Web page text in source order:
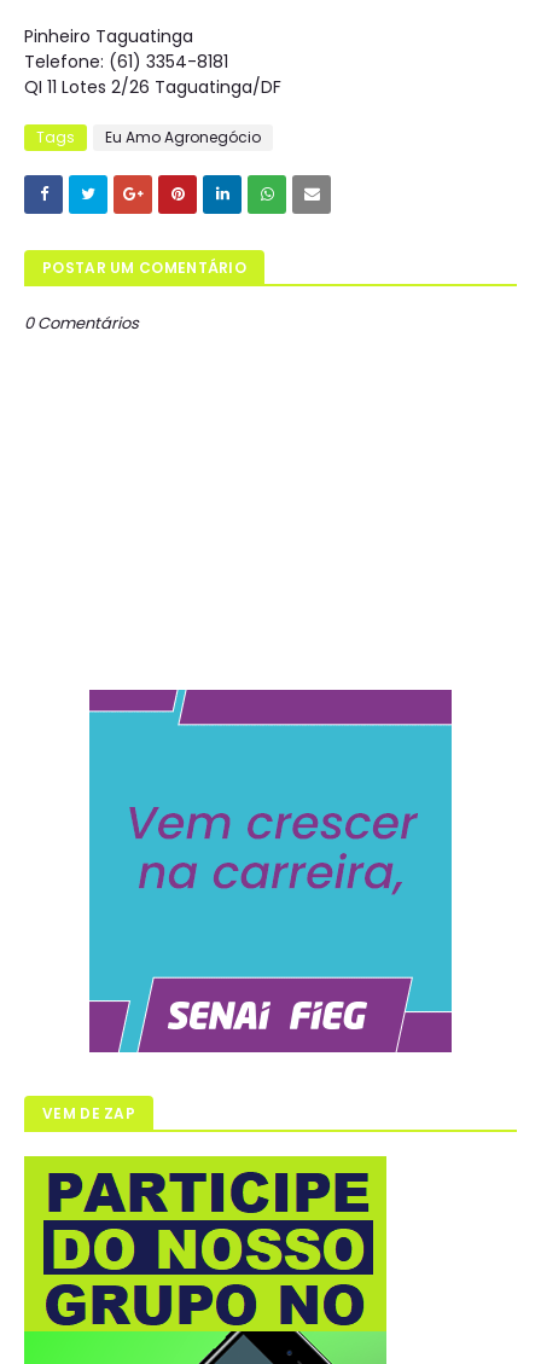
Pinheiro Taguatinga
Telefone: (61) 3354-8181
QI 11 Lotes 2/26 Taguatinga/DF
Tags Eu Amo Agronegócio
POSTAR UM COMENTÁRIO
0 Comentários
VEM DE ZAP